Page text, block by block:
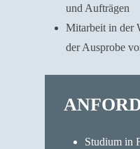
und Aufträgen
Mitarbeit in der
der Ausprobe
Studium in